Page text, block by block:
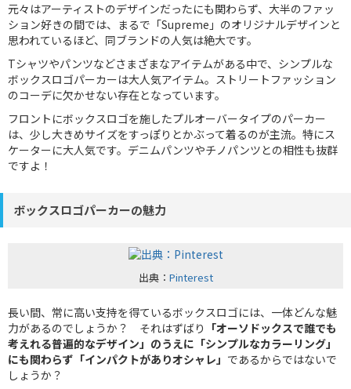
元々はアーティストのデザインだったにも関わらず、大半のファッ
ション好きの間では、まるで「Supreme」のオリジナルデザインと
思われているほど、同ブランドの人気は絶大です。
Tシャツやパンツなどさまざまなアイテムがある中で、シンプルな
ボックスロゴパーカーは大人気アイテム。ストリートファッション
のコーデに欠かせない存在となっています。
フロントにボックスロゴを施したプルオーバータイプのパーカー
は、少し大きめサイズをすっぽりとかぶって着るのが主流。特にス
ケーターに大人気です。デニムパンツやチノパンツとの相性も抜群
ですよ！
ボックスロゴパーカーの魅力
出典： Pinterest
長い間、常に高い支持を得ているボックスロゴには、一体どんな魅
力があるのでしょうか？ それはずばり 「オーソドックスで誰でも
考えれる普遍的なデザイン」のうえに「シンプルなカラーリング」
にも関わらず「インパクトがありオシャレ」 であるからではないで
しょうか？